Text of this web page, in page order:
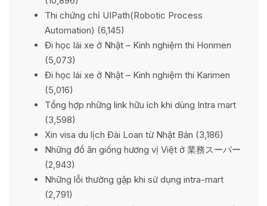
Thi chứng chỉ UIPath(Robotic Process
Automation) (6,145)
Đi học lái xe ở Nhật – Kinh nghiệm thi Honmen
(5,073)
Đi học lái xe ở Nhật – Kinh nghiệm thi Karimen
(5,016)
Tổng hợp những link hữu ích khi dùng Intra mart
(3,598)
Xin visa du lịch Đài Loan từ Nhật Bản (3,186)
Những đồ ăn giống hương vị Việt ở 業務スーパー
(2,943)
Những lỗi thường gặp khi sử dụng intra-mart
(2,791)